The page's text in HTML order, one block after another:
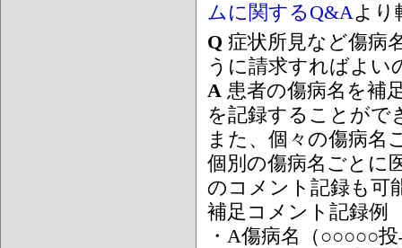
ムに関するQ&Aより
Q 症状所見など傷病
うに請求すればよい
A 患者の傷病名を補
を記録することがで
また、個々の傷病名
個別の傷病名ごとに
のコメント記録も可
補足コメント記録例
・A傷病名（○○○○○